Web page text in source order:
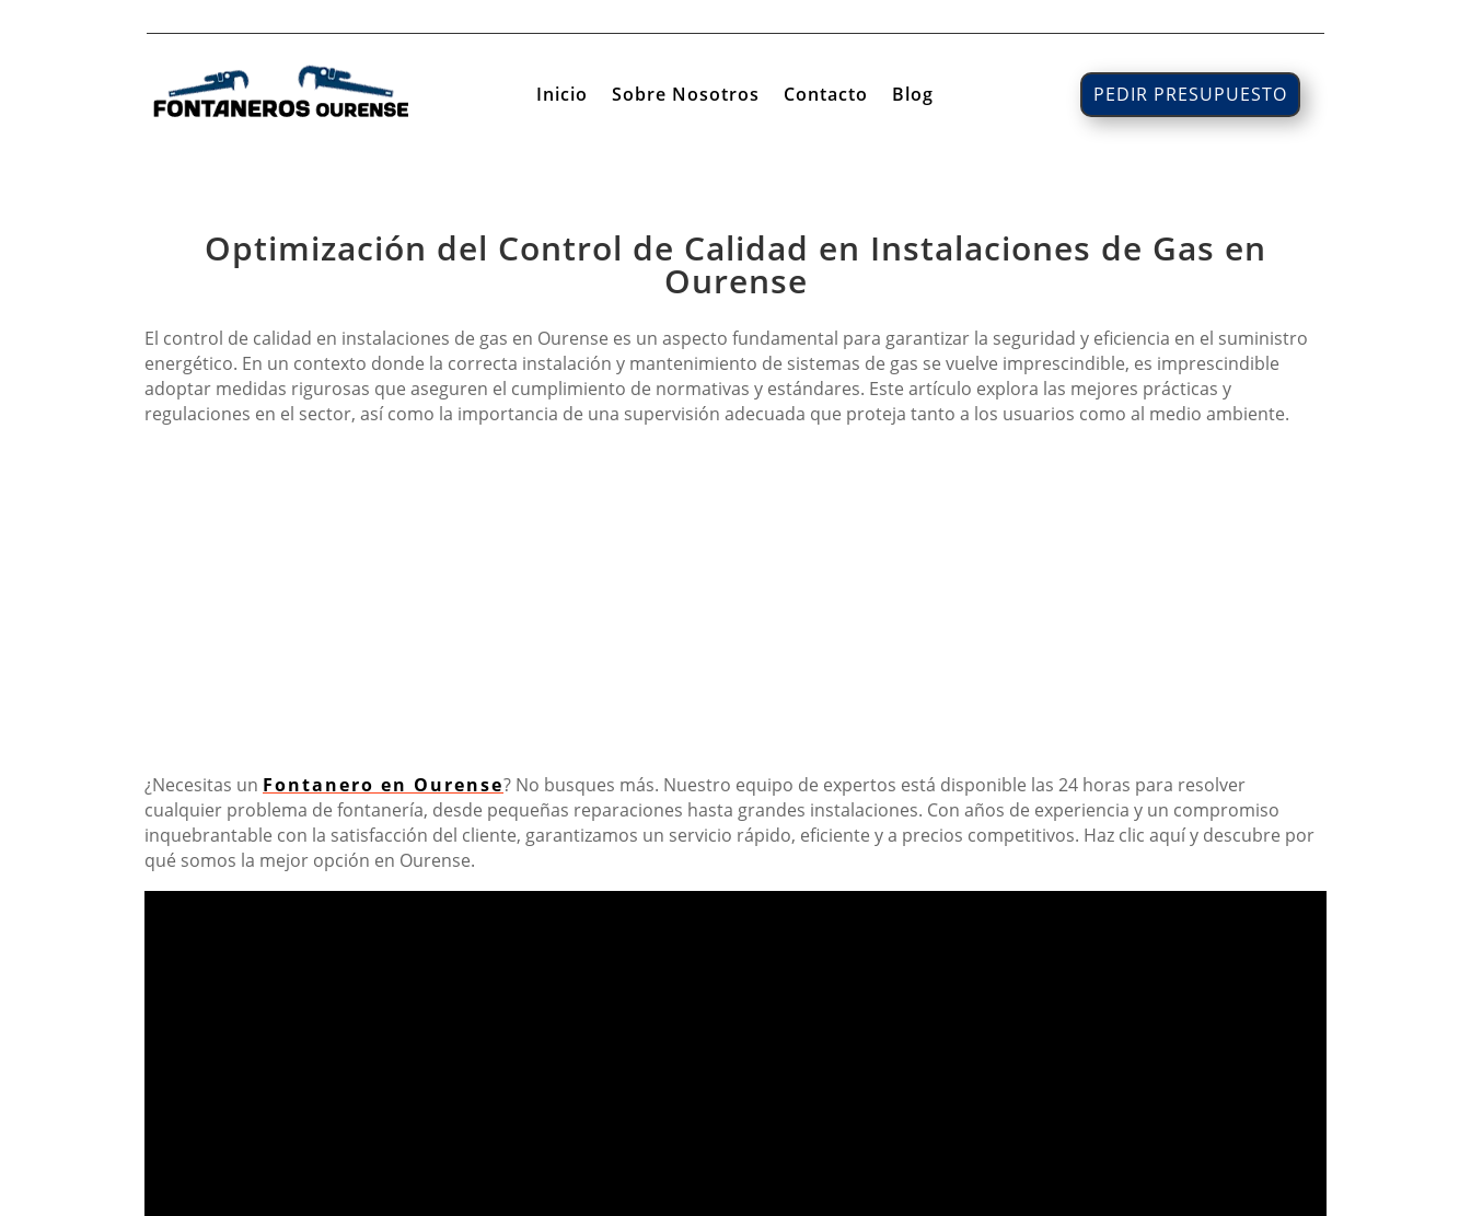
Inicio Sobre Nosotros Contacto Blog PEDIR PRESUPUESTO
Optimización del Control de Calidad en Instalaciones de Gas en
Ourense
El control de calidad en instalaciones de gas en Ourense es un aspecto fundamental para garantizar la seguridad y eficiencia en el suministro
energético. En un contexto donde la correcta instalación y mantenimiento de sistemas de gas se vuelve imprescindible, es imprescindible
adoptar medidas rigurosas que aseguren el cumplimiento de normativas y estándares. Este artículo explora las mejores prácticas y
regulaciones en el sector, así como la importancia de una supervisión adecuada que proteja tanto a los usuarios como al medio ambiente.
¿Necesitas un Fontanero en Ourense? No busques más. Nuestro equipo de expertos está disponible las 24 horas para resolver
cualquier problema de fontanería, desde pequeñas reparaciones hasta grandes instalaciones. Con años de experiencia y un compromiso
inquebrantable con la satisfacción del cliente, garantizamos un servicio rápido, eficiente y a precios competitivos. Haz clic aquí y descubre por
qué somos la mejor opción en Ourense.